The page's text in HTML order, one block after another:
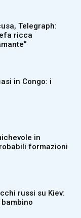
Telegraph:
ricca
in Congo: i
in
formazioni
russi su Kiev: